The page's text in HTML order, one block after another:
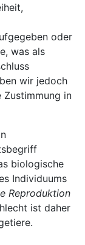
oder
was als
wir jedoch
in
biologische
Individuums
Reproduktion
ist daher